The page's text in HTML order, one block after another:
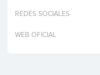
Invertir
REDES SOCIALES
WEB OFICIAL